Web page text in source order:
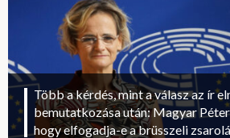
Több a kérdés, mint a válasz az ír
bemutatkozása után: Magyar
hogy elfogadja-e a brüsszeli